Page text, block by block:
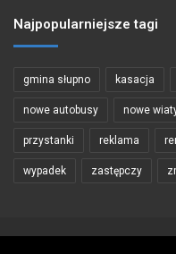
Najpopularniejsze tagi
gmina słupno kasacja
nowe autobusy nowe
przystanki reklama
wypadek zastępczy